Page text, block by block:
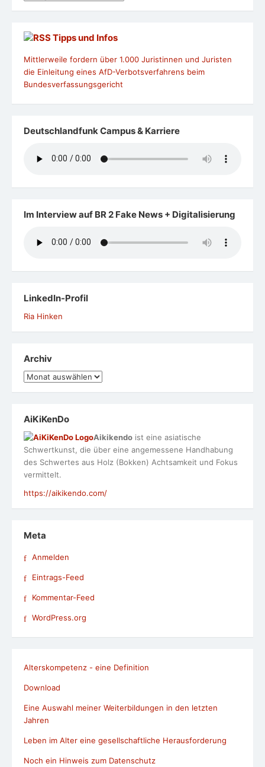
Tipps und Infos
Mittlerweile fordern über 1.000 Juristinnen und Juristen
die Einleitung eines AfD-Verbotsverfahrens beim
Bundesverfassungsgericht
Deutschlandfunk Campus & Karriere
Im Interview auf BR 2 Fake News + Digitalisierung
LinkedIn-Profil
Ria Hinken
Archiv
Archiv
AiKiKenDo
Aikikendo ist eine asiatische
Schwertkunst, die über eine angemessene Handhabung
des Schwertes aus Holz (Bokken) Achtsamkeit und Fokus
vermittelt.
https://aikikendo.com/
Meta
Anmelden
Eintrags-Feed
Kommentar-Feed
WordPress.org
Alterskompetenz - eine Definition
Download
Eine Auswahl meiner Weiterbildungen in den letzten
Jahren
Leben im Alter eine gesellschaftliche Herausforderung
Noch ein Hinweis zum Datenschutz